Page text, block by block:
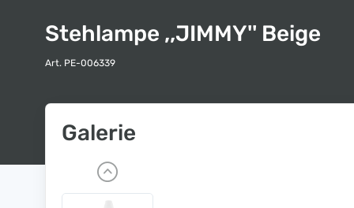
Stehlampe ,,JIMMY'' Beige
Art. PE-006339
Galerie
P
r